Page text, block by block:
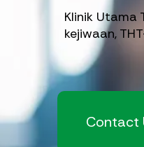
Klinik Utama
kejiwaan,
Contact